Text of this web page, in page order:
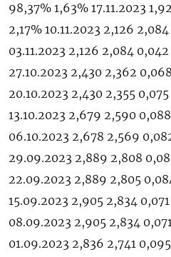
98,37% 1,63% 17.11.2023
2,17% 10.11.2023 2,126
03.11.2023 2,126 2,084
27.10.2023 2,430 2,362
20.10.2023 2,430 2,355
13.10.2023 2,679 2,590
06.10.2023 2,678 2,569
29.09.2023 2,889 2,808
22.09.2023 2,889 2,805
15.09.2023 2,905 2,834
08.09.2023 2,905 2,834
01.09.2023 2,836 2,741